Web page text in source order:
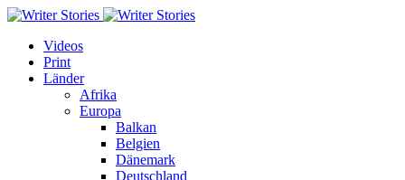
Videos
Print
Länder
Afrika
Europa
Balkan
Belgien
Dänemark
Deutschland